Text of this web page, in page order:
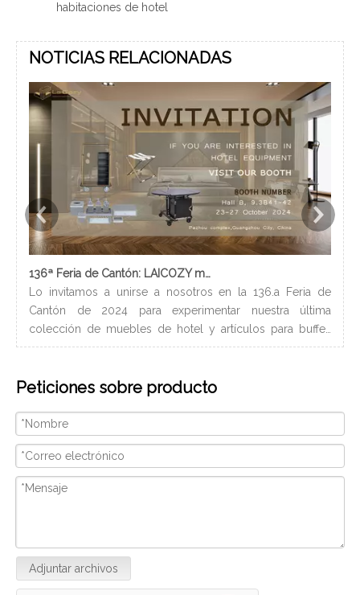
habitaciones de hotel
NOTICIAS RELACIONADAS
136ª Feria de Cantón: LAICOZY muestra el futuro de los muebles de hotel y los artículos de buffet
Lo invitamos a unirse a nosotros en la 136.a Feria de
Cantón de 2024 para experimentar nuestra última
colección de muebles de hotel y artículos para buffet.
Esperamos conectarnos con profesionales de la industria,
por la artesanía de calidad y el diseño innovador.
Peticiones sobre producto
Adjuntar archivos